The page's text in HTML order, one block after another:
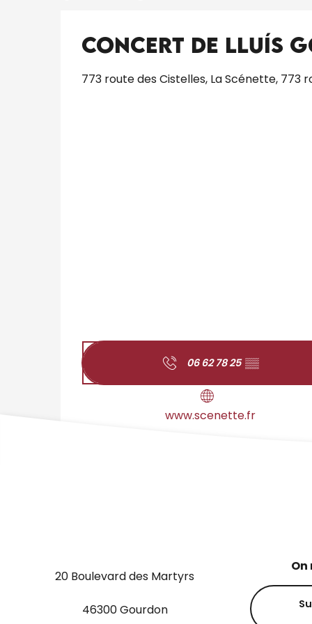
Concert de Lluís
773 route des Cistelles, La Scénette, 773
06 62 78 25 ▒▒
www.scenette.fr
20 Boulevard des Martyrs
46300 Gourdon